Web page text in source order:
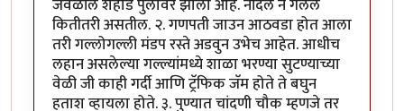
जवळील शहाड पुलावर झाला आहे. नोंदले न गेलेले
कितीतरी असतील. २. गणपती जाउन आठवडा होत आला
तरी गल्लोगल्ली मंडप रस्ते अडवुन उभेच आहेत. आधीच
लहान असलेल्या गल्ल्यांमध्ये शाळा भरण्या सुटण्याच्या
वेळी जी काही गर्दी आणि ट्रॅफिक जॅम होते ते बघुन
हताश व्हायला होते. ३. पुण्यात चांदणी चौक म्हणजे तर